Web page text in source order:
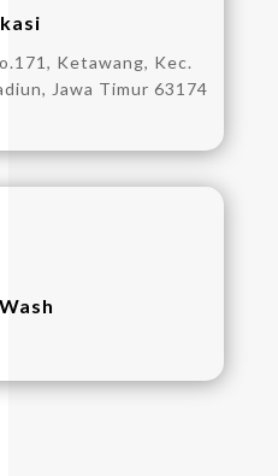
Ketawang, Kec.
Jawa Timur 63174